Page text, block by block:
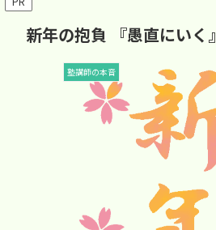
新年の抱負 『愚直にいく』
塾講師の本音